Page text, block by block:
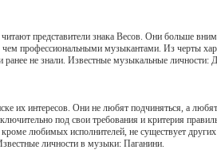
представители знака Весов. Они больше
профессиональными музыкантами. Из черты
не знали. Известные музыкальные личности:
их интересов. Они не любят подчиняться, а
под свои требования и критерия
любимых исполнителей, не существует других
личности в музыки: Паганини.